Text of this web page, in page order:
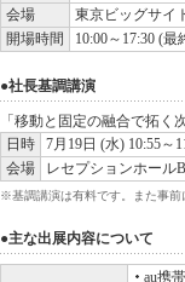
会場
東京ビッグサイ
開場時間
10:00～17:30 (
●社長基調講演
「移動と固定の融合で拓く
日時
7月19日 (水) 10:55～
会場
レセプションホール
※基調講演は有料です。また事
●主な出展内容について
au携